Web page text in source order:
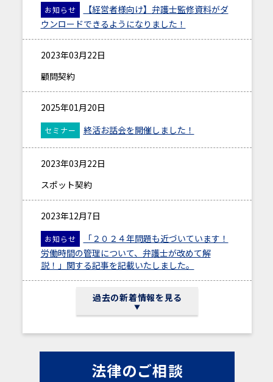
お知らせ
【経営者様向け】弁護士監修資料がダ
ウンロードできるようになりました！
2023年03月22日
顧問契約
2025年01月20日
セミナー 終活お話会を開催しました！
2023年03月22日
スポット契約
2023年12月7日
お知らせ
「２０２４年問題も近づいています！
労働時間の管理について、弁護士が改めて解
説！」関する記事を記載いたしました。
2023年03月22日
2023年09月13日
「横領が疑われたら何をすべき？証拠
過去の新着情報を見る
法律のご相談